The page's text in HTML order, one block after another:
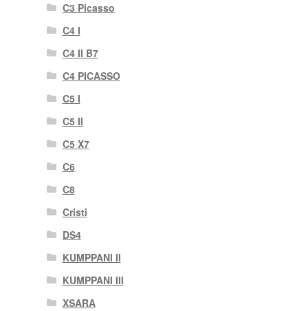
C3 Picasso
C4 I
C4 II B7
C4 PICASSO
C5 I
C5 II
C5 X7
C6
C8
Cristi
DS4
KUMPPANI II
KUMPPANI III
XSARA